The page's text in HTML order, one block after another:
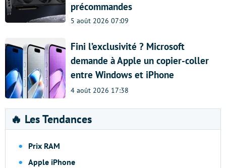
précommandes
5 août 2026 07:09
Fini l’exclusivité ? Microsoft
demande à Apple un copier-coller
entre Windows et iPhone
4 août 2026 17:38
🔥 Les Tendances
Prix RAM
Apple iPhone